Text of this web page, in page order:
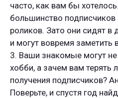
часто, как вам бы
большинство
роликов. Зато они сидят в
и могут вовремя заметить
3. Ваши знакомые могут
хобби, а зачем вам
получения подписчиков?
Поверьте, и спустя год